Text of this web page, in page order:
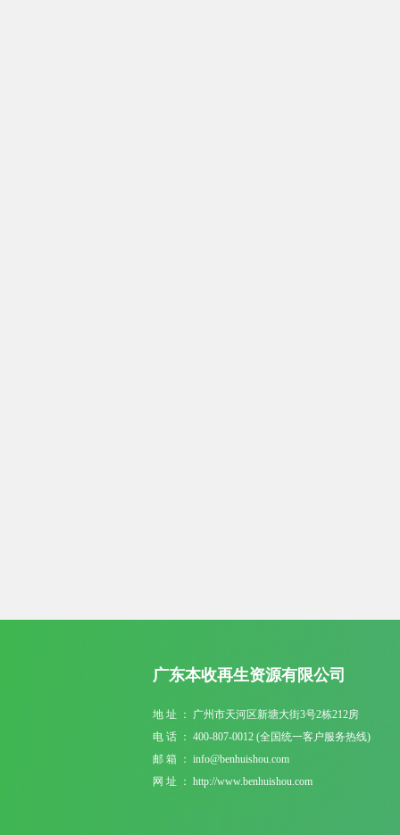
广东本收再生资源有限公司
地 址 ： 广州市天河区新塘大街3号2栋212房
电 话 ： 400-807-0012 (全国统一客户服务热线)
邮 箱 ： info@benhuishou.com
网 址 ： http://www.benhuishou.com